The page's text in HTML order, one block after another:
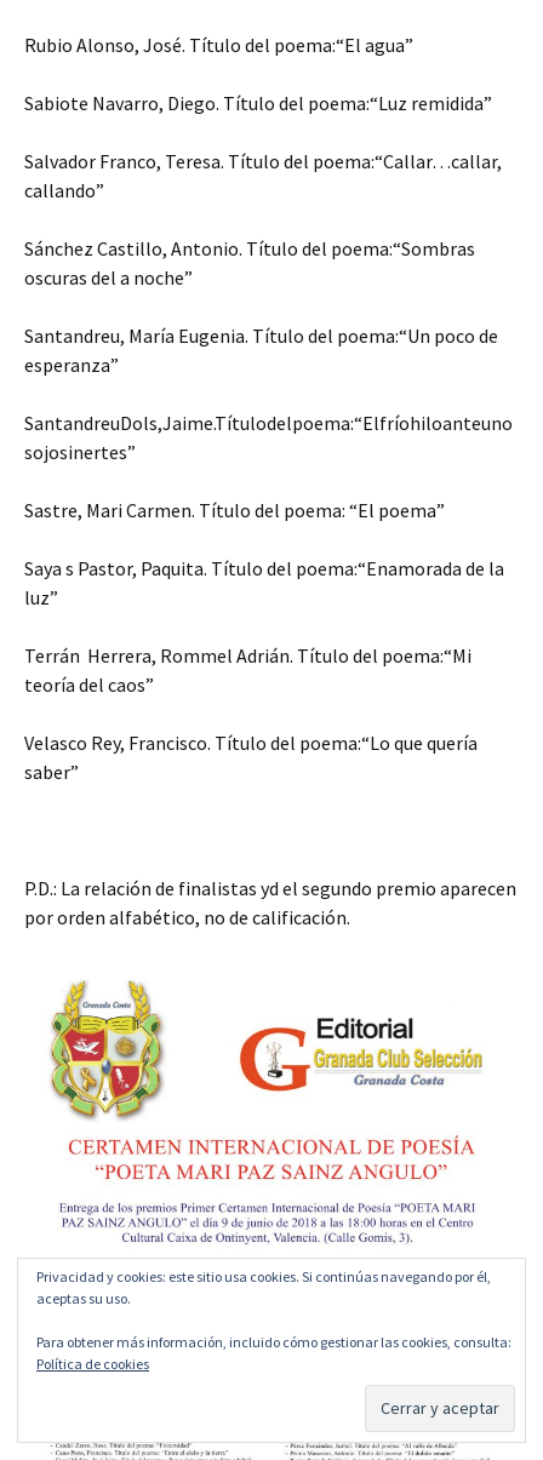
Rubio Alonso, José. Título del poema:“El agua”
Sabiote Navarro, Diego. Título del poema:“Luz remidida”
Salvador Franco, Teresa. Título del poema:“Callar…callar,
callando”
Sánchez Castillo, Antonio. Título del poema:“Sombras
oscuras del a noche”
Santandreu, María Eugenia. Título del poema:“Un poco de
esperanza”
SantandreuDols,Jaime.Títulodelpoema:“Elfríohiloanteuno
sojosinertes”
Sastre, Mari Carmen. Título del poema: “El poema”
Saya s Pastor, Paquita. Título del poema:“Enamorada de la
luz”
Terrán Herrera, Rommel Adrián. Título del poema:“Mi
teoría del caos”
Velasco Rey, Francisco. Título del poema:“Lo que quería
saber”
P.D.: La relación de finalistas yd el segundo premio aparecen
por orden alfabético, no de calificación.
Privacidad y cookies: este sitio usa cookies. Si continúas navegando por él,
aceptas su uso.
Para obtener más información, incluido cómo gestionar las cookies, consulta:
Política de cookies